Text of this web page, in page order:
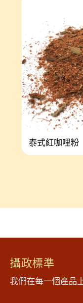
泰式紅咖哩粉
攝政標準
我們在每一個產品